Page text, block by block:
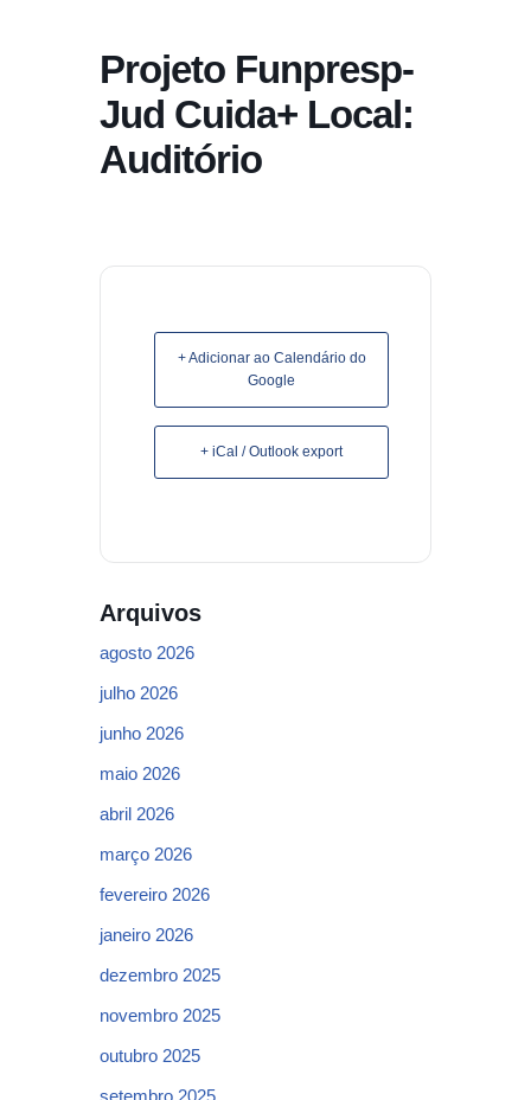
Projeto Funpresp-
Jud Cuida+ Local:
Auditório
+ Adicionar ao Calendário do
Google
+ iCal / Outlook export
Arquivos
agosto 2026
julho 2026
junho 2026
maio 2026
abril 2026
março 2026
fevereiro 2026
janeiro 2026
dezembro 2025
novembro 2025
outubro 2025
setembro 2025